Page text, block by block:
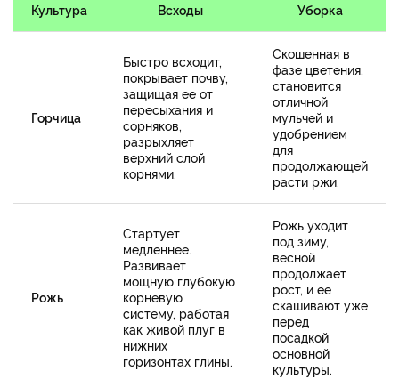
Культура Всходы Уборка
Горчица
Быстро всходит,
покрывает почву,
защищая ее от
пересыхания и
сорняков,
разрыхляет
верхний слой
корнями.
Скошенная в
фазе цветения,
становится
отличной
мульчей и
удобрением
для
продолжающей
расти ржи.
Рожь
Стартует
медленнее.
Развивает
мощную глубокую
корневую
систему, работая
как живой плуг в
нижних
горизонтах глины.
Рожь уходит
под зиму,
весной
продолжает
рост, и ее
скашивают уже
перед
посадкой
основной
культуры.